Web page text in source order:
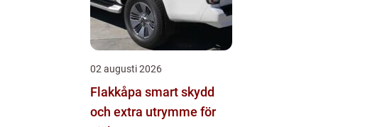
02 augusti 2026
Flakkåpa smart skydd
och extra utrymme för